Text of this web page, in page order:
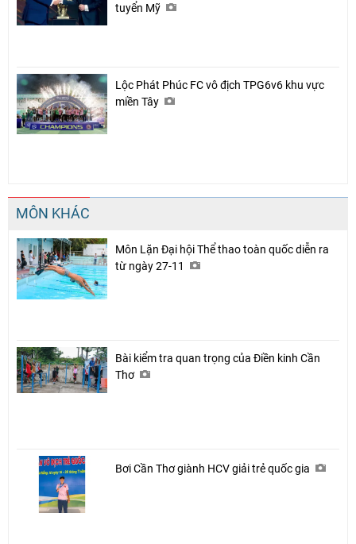
tuyển Mỹ
Lộc Phát Phúc FC vô địch TPG6v6 khu vực
miền Tây
MÔN KHÁC
Môn Lặn Đại hội Thể thao toàn quốc diễn ra
từ ngày 27-11
Bài kiểm tra quan trọng của Điền kinh Cần
Thơ
Bơi Cần Thơ giành HCV giải trẻ quốc gia